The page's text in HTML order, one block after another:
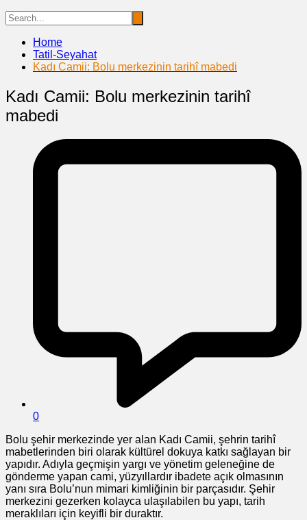
Home
Tatil-Seyahat
Kadı Camii: Bolu merkezinin tarihî mabedi
Kadı Camii: Bolu merkezinin tarihî
mabedi
0
Bolu şehir merkezinde yer alan Kadı Camii, şehrin tarihî
mabetlerinden biri olarak kültürel dokuya katkı sağlayan bir
yapıdır. Adıyla geçmişin yargı ve yönetim geleneğine de
gönderme yapan cami, yüzyıllardır ibadete açık olmasının
yanı sıra Bolu’nun mimari kimliğinin bir parçasıdır. Şehir
merkezini gezerken kolayca ulaşılabilen bu yapı, tarih
meraklıları için keyifli bir duraktır.